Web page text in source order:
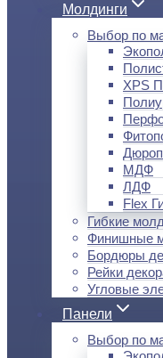
Молдинги
Выбор по
XPS
МДФ
ЛДФ
Flex
Гибкие
Финишные
Бордюры
Рейки
Угловые
Панели
Выбор по